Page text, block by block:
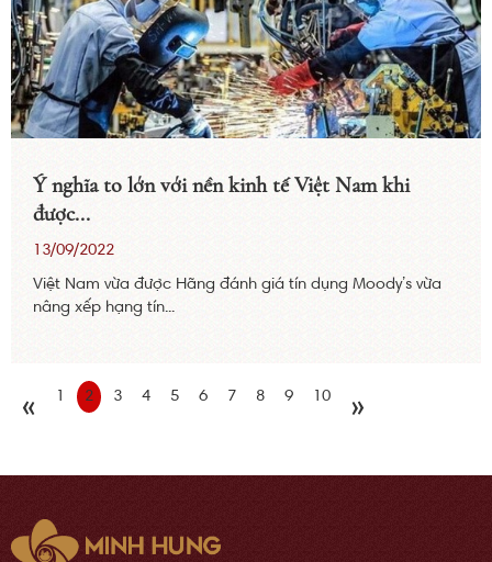
Ý nghĩa to lớn với nền kinh tế Việt Nam khi
được...
13/09/2022
Việt Nam vừa được Hãng đánh giá tín dụng Moody’s vừa
nâng xếp hạng tín...
« 1 2 3 4 5 6 7 8 9 10 »